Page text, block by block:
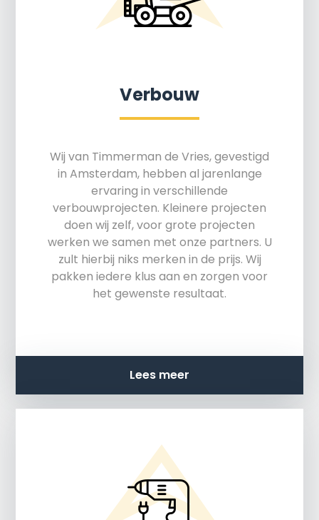
Verbouw
Wij van Timmerman de Vries, gevestigd
in Amsterdam, hebben al jarenlange
ervaring in verschillende
verbouwprojecten. Kleinere projecten
doen wij zelf, voor grote projecten
werken we samen met onze partners. U
zult hierbij niks merken in de prijs. Wij
pakken iedere klus aan en zorgen voor
het gewenste resultaat.
Lees meer